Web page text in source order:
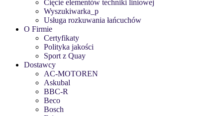
Cięcie elementów techniki liniowej
Wyszukiwarka_p
Usługa rozkuwania łańcuchów
O Firmie
Certyfikaty
Polityka jakości
Sport z Quay
Dostawcy
AC-MOTOREN
Askubal
BBC-R
Beco
Bosch